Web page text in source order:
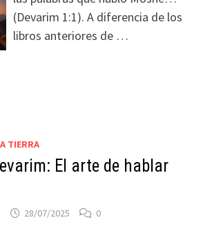
(Devarim 1:1). A diferencia de los
libros anteriores de …
TIERRA
El arte de hablar
28/07/2025 0